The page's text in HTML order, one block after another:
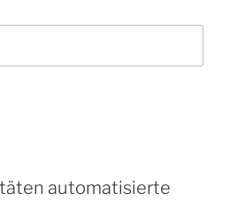
automatisierte